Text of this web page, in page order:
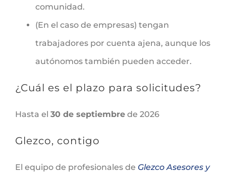
comunidad.
(En el caso de empresas) tengan
trabajadores por cuenta ajena, aunque los
autónomos también pueden acceder.
¿Cuál es el plazo para solicitudes?
Hasta el 30 de septiembre de 2026
Glezco, contigo
El equipo de profesionales de Glezco Asesores y